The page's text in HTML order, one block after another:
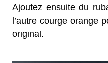
Ajoutez ensuite du
l’autre courge orange
original.